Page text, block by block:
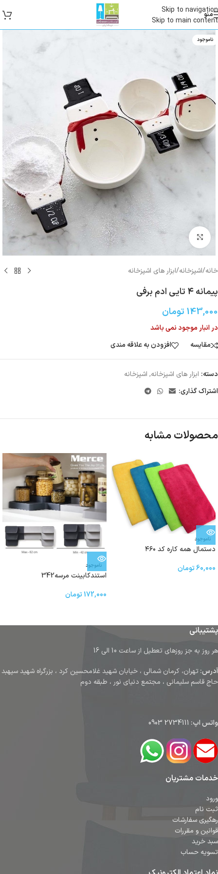
Skip to navigation
Skip to main content
منو
ناموجود
بزرگنمایی تصویر
خانه/اشپزخانه/ابزار های اشپزخانه
پیمانه ۴ تایی ادم برفی
143,000 تومان
در انبار موجود نمی باشد
مقایسه
افزودن به علاقه مندی
دسته: ابزار های اشپزخانه, اشپزخانه
اشتراک گذاری:
محصولات مشابه
ناموجود
دستمال همه کاره کد ۴۶۰
60,000تومان ناموجود
استندکابینت مرسه342
172,000تومان
پشتیبانی
هر روز به جز روزهای تعطیل از ساعت 10 الی 16
آدرس: تهران، کرمان شمالی ، خیابان شهید غلامحسین کرد ، بزرگراه شهید سپهبد
حاج قاسم سلیمانی ، مجتمع دنیای نور ، طبقه دوم
واتس اپ: 2734111 0903
خدمات مشتریان
ورود
ثبت نام
رهگیری سفارشات
قوانین و مقررات
سبد خرید
تسویه حساب